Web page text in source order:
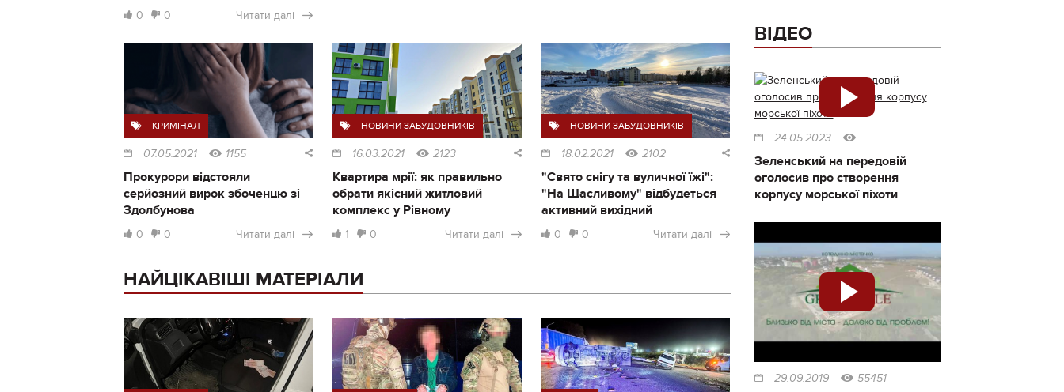
0 0 Читати далі
КРИМІНАЛ
07.05.2021 1155
Прокурори відстояли
серйозний вирок збоченцю зі
Здолбунова
0 0 Читати далі
НОВИНИ ЗАБУДОВНИКІВ
16.03.2021 2123
Квартира мрії: як правильно
обрати якісний житловий
комплекс у Рівному
1 0 Читати далі
НОВИНИ ЗАБУДОВНИКІВ
18.02.2021 2102
"Свято снігу та вуличної їжі":
"На Щасливому" відбудеться
активний вихідний
0 0 Читати далі
НАЙЦІКАВІШІ МАТЕРІАЛИ
ВІДЕО
24.05.2023
Зеленський на передовій
оголосив про створення
корпусу морської піхоти
29.09.2019 55451